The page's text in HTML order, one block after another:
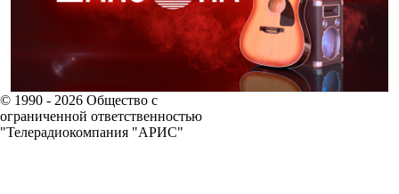
© 1990 - 2026 Общество с
ограниченной ответственностью
"Телерадиокомпания "АРИС"